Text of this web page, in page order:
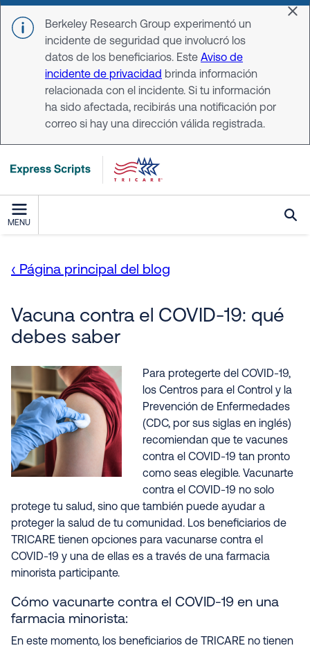
Skip to main content
Berkeley Research Group experimentó un
incidente de seguridad que involucró los
datos de los beneficiarios. Este Aviso de
incidente de privacidad brinda información
relacionada con el incidente. Si tu información
ha sido afectada, recibirás una notificación por
correo si hay una dirección válida registrada.
MENU
‹ Página principal del blog
Vacuna contra el COVID-19: qué
debes saber
Para protegerte del COVID-19,
los Centros para el Control y la
Prevención de Enfermedades
(CDC, por sus siglas en inglés)
recomiendan que te vacunes
contra el COVID-19 tan pronto
como seas elegible. Vacunarte
contra el COVID-19 no solo
protege tu salud, sino que también puede ayudar a
proteger la salud de tu comunidad. Los beneficiarios de
TRICARE tienen opciones para vacunarse contra el
COVID-19 y una de ellas es a través de una farmacia
minorista participante.
Cómo vacunarte contra el COVID-19 en una
farmacia minorista:
En este momento, los beneficiarios de TRICARE no tienen